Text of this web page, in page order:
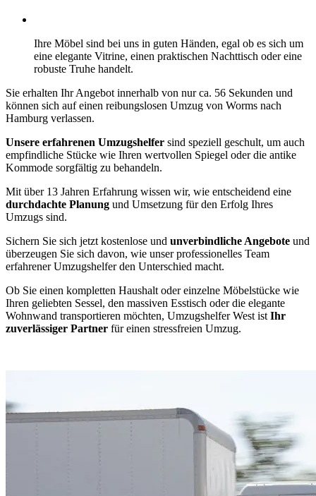
Ihre Möbel sind bei uns in guten Händen, egal ob es sich um
eine elegante Vitrine, einen praktischen Nachttisch oder eine
robuste Truhe handelt.
Sie erhalten Ihr Angebot innerhalb von nur ca. 56 Sekunden und
können sich auf einen reibungslosen Umzug von Worms nach
Hamburg verlassen.
Unsere erfahrenen Umzugshelfer sind speziell geschult, um auch
empfindliche Stücke wie Ihren wertvollen Spiegel oder die antike
Kommode sorgfältig zu behandeln.
Mit über 13 Jahren Erfahrung wissen wir, wie entscheidend eine
durchdachte Planung und Umsetzung für den Erfolg Ihres
Umzugs sind.
Sichern Sie sich jetzt kostenlose und unverbindliche Angebote und
überzeugen Sie sich davon, wie unser professionelles Team
erfahrener Umzugshelfer den Unterschied macht.
Ob Sie einen kompletten Haushalt oder einzelne Möbelstücke wie
Ihren geliebten Sessel, den massiven Esstisch oder die elegante
Wohnwand transportieren möchten, Umzugshelfer West ist Ihr
zuverlässiger Partner für einen stressfreien Umzug.